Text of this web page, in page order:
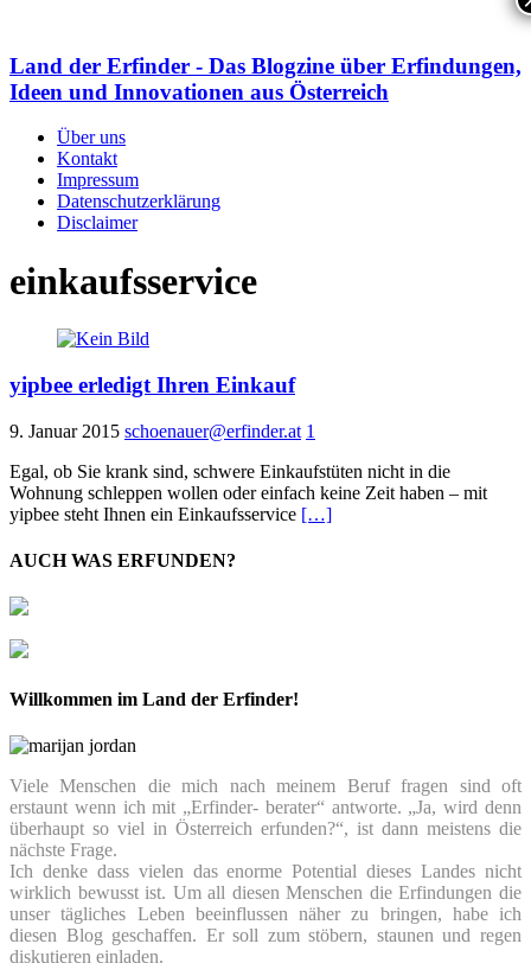
Land der Erfinder - Das Blogzine über Erfindungen,
Ideen und Innovationen aus Österreich
Über uns
Kontakt
Impressum
Datenschutzerklärung
Disclaimer
einkaufsservice
yipbee erledigt Ihren Einkauf
9. Januar 2015 schoenauer@erfinder.at 1
Egal, ob Sie krank sind, schwere Einkaufstüten nicht in die
Wohnung schleppen wollen oder einfach keine Zeit haben – mit
yipbee steht Ihnen ein Einkaufsservice […]
AUCH WAS ERFUNDEN?
Willkommen im Land der Erfinder!
Viele Menschen die mich nach meinem Beruf fragen sind oft
erstaunt wenn ich mit „Erfinder- berater“ antworte. „Ja, wird denn
überhaupt so viel in Österreich erfunden?“, ist dann meistens die
nächste Frage.
Ich denke dass vielen das enorme Potential dieses Landes nicht
wirklich bewusst ist. Um all diesen Menschen die Erfindungen die
unser tägliches Leben beeinflussen näher zu bringen, habe ich
diesen Blog geschaffen. Er soll zum stöbern, staunen und regen
diskutieren einladen.